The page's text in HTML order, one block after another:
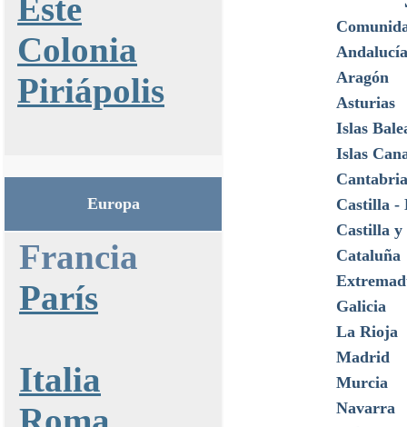
Este
Colonia
Piriápolis
Europa
Francia
París
Italia
Andalucía
Aragón
Asturias
Islas
Islas
Cantabria
Castilla -
Castilla y
Cataluña
Galicia
La Rioja
Madrid
Murcia
Navarra